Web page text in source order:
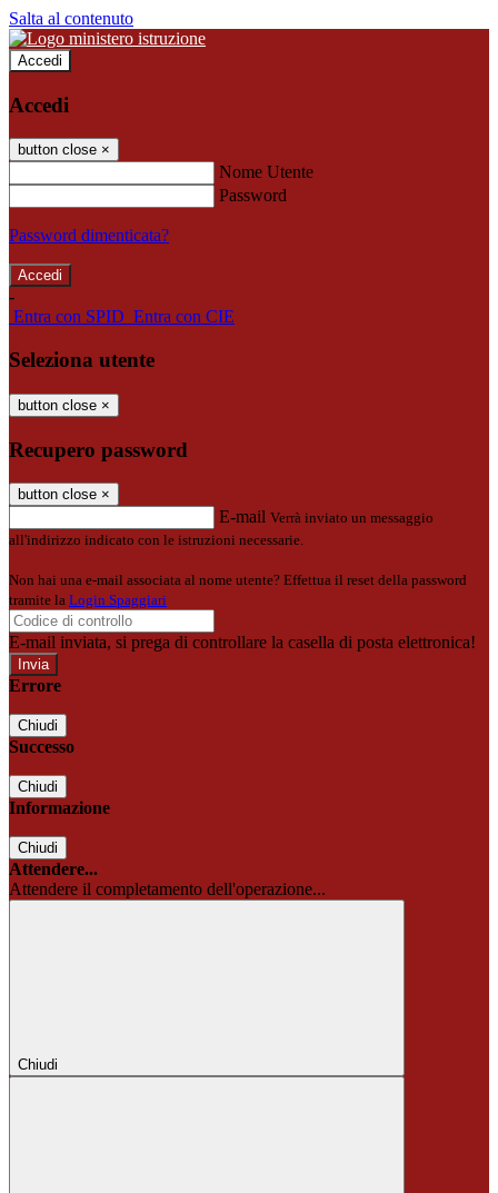
Salta al contenuto
Accedi
Accedi
button close ×
Nome Utente
Password
Password dimenticata?
-
Entra con SPID Entra con CIE
Seleziona utente
button close ×
Recupero password
button close ×
E-mail Verrà inviato un messaggio
all'indirizzo indicato con le istruzioni necessarie.
Non hai una e-mail associata al nome utente? Effettua il reset della password
tramite la Login Spaggiari
E-mail inviata, si prega di controllare la casella di posta elettronica!
Errore
Chiudi
Successo
Chiudi
Informazione
Chiudi
Attendere...
Attendere il completamento dell'operazione...
Chiudi